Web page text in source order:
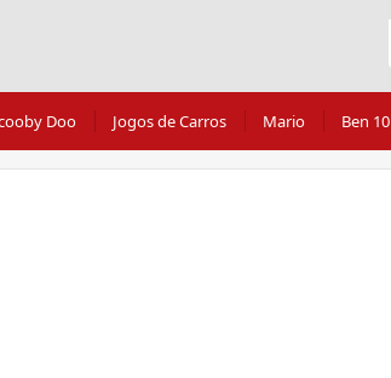
Doo Jogos de Carros Mario Ben 10